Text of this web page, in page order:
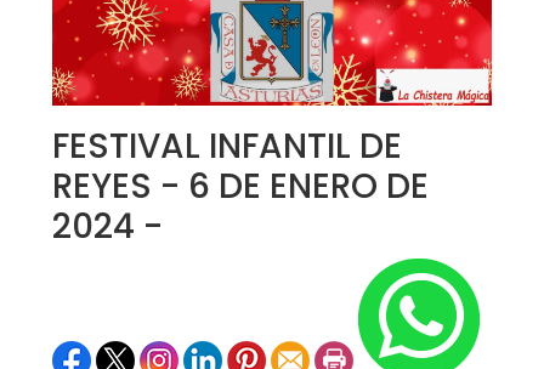
FESTIVAL INFANTIL DE
REYES - 6 DE ENERO DE
2024 -